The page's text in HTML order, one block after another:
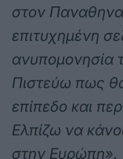
στον
επιτυχημένη
ανυπομονησία
Πιστεύω πως
επίπεδο και
Ελπίζω να
στην Ευρώπη».